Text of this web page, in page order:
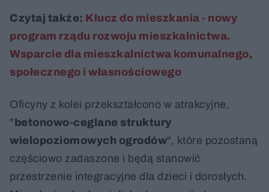
Czytaj także: Klucz do mieszkania - nowy
program rządu rozwoju mieszkalnictwa.
Wsparcie dla mieszkalnictwa komunalnego,
społecznego i własnościowego
Oficyny z kolei przekształcono w atrakcyjne,
" betonowo-ceglane struktury
wielopoziomowych ogrodów", które pozostaną
częściowo zadaszone i będą stanowić
przestrzenie integracyjne dla dzieci i dorosłych.